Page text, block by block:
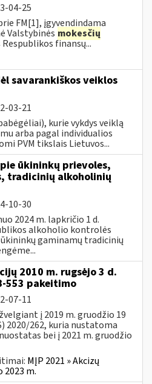
04-25
FM[1], įgyvendindama
Valstybinės mokesčių
finansų...
savarankiškos veiklos
03-21
kurie vykdys veiklą
arba pagal individualios
PVM tikslais Lietuvos...
ūkininkų prievoles,
tradicinių alkoholinių
10-30
2024 m. lapkričio 1 d.
alkoholio kontrolės
gaminamų tradicinių
2010 m. rugsėjo 3 d.
553 pakeitimo
07-11
į 2019 m. gruodžio 19
2020/262, kuria nustatoma
bei į 2021 m. gruodžio
MĮP 2021 » Akcizų
m.